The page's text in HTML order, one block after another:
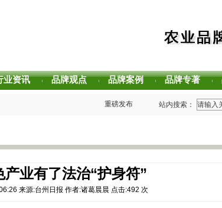
业资讯 | 品牌观点 | 品牌案例 | 品牌专著 |
国品牌叙事
重磅发布 | 芒种品牌方法论（MBM）
专家观点｜建构富有持久竞争力的中
站内搜索：
产业有了法治“护身符”
来源:台州日报 作者:诸葛晨晨 点击:492 次